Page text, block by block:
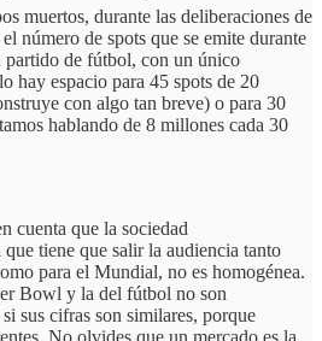
muertos, durante las deliberaciones de
número de spots que se emite durante
partido de fútbol, con un único
hay espacio para 45 spots de 20
con algo tan breve) o para 30
hablando de 8 millones cada 30
cuenta que la sociedad
que tiene que salir la audiencia tanto
para el Mundial, no es homogénea.
Bowl y la del fútbol no son
sus cifras son similares, porque